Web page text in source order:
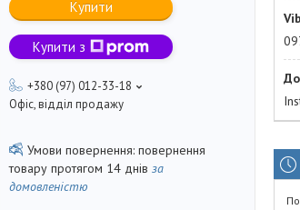
Купити
Купити з
+380 (97) 012-33-18
Офіс, відділ продажу
повернення
товару протягом 14 днів за
домовленістю